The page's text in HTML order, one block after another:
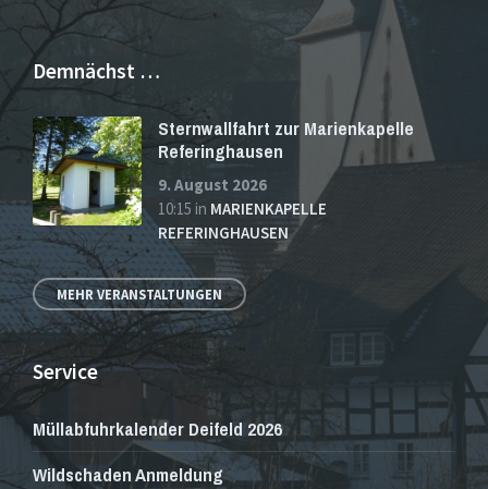
Demnächst …
Sternwallfahrt zur Marienkapelle
Referinghausen
9. August 2026
10:15 in MARIENKAPELLE
REFERINGHAUSEN
MEHR VERANSTALTUNGEN
Service
Müllabfuhrkalender Deifeld 2026
Wildschaden Anmeldung